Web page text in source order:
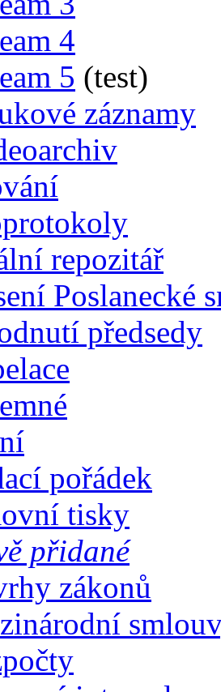
4
5 (test)
záznamy
repozitář
Poslanecké
předsedy
pořádek
tisky
přidané
zákonů